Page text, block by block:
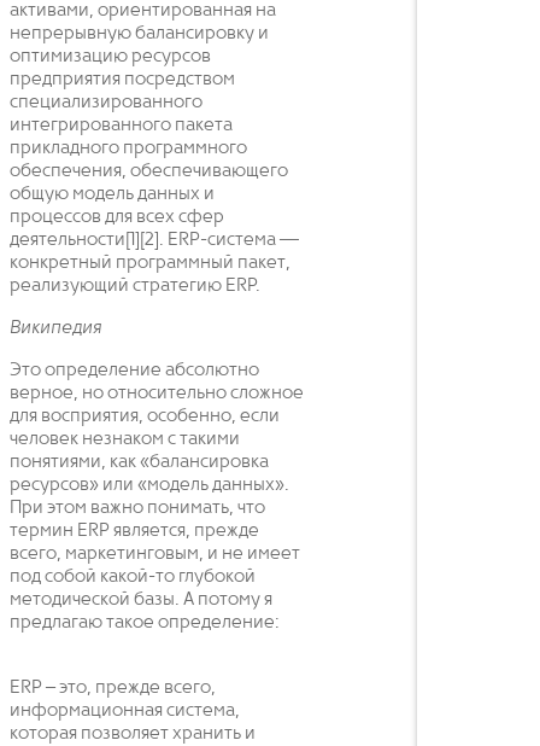
активами, ориентированная на
непрерывную балансировку и
оптимизацию ресурсов
предприятия посредством
специализированного
интегрированного пакета
прикладного программного
обеспечения, обеспечивающего
общую модель данных и
процессов для всех сфер
деятельности[1][2]. ERP-система —
конкретный программный пакет,
реализующий стратегию ERP.
Википедия
Это определение абсолютно
верное, но относительно сложное
для восприятия, особенно, если
человек незнаком с такими
понятиями, как «балансировка
ресурсов» или «модель данных».
При этом важно понимать, что
термин ERP является, прежде
всего, маркетинговым, и не имеет
под собой какой-то глубокой
методической базы. А потому я
предлагаю такое определение:
ERP – это, прежде всего,
информационная система,
которая позволяет хранить и